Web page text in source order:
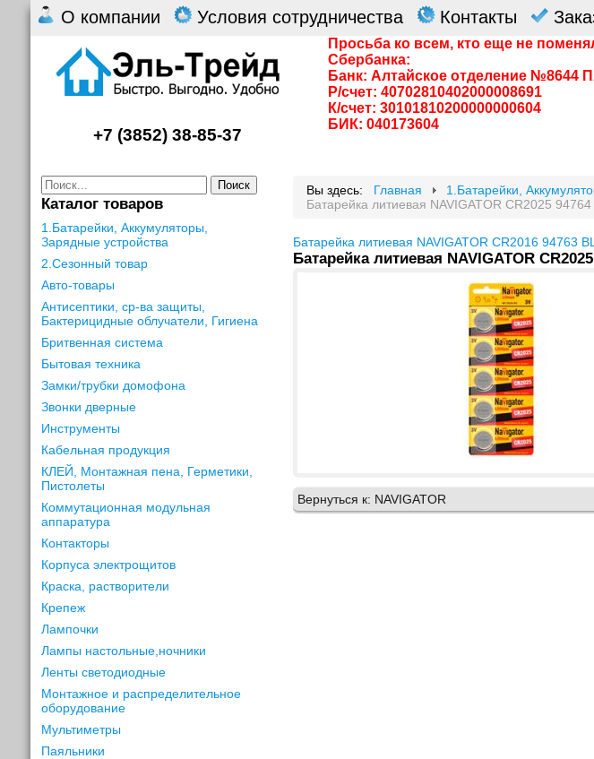
О компании Условия сотрудничества Контакты
Просьба ко всем, кто еще не
Сбербанка:
Банк: Алтайское отделение №8644
Р/счет: 40702810402000008691
К/счет: 30101810200000000604
БИК: 040173604
+7 (3852) 38-85-37
Поиск
Каталог товаров
1.Батарейки, Аккумуляторы,
Зарядные устройства
2.Сезонный товар
Авто-товары
Антисептики, ср-ва защиты,
Бактерицидные облучатели, Гигиена
Бритвенная система
Бытовая техника
Замки/трубки домофона
Звонки дверные
Инструменты
Кабельная продукция
КЛЕЙ, Монтажная пена, Герметики,
Пистолеты
Коммутационная модульная
аппаратура
Контакторы
Корпуса электрощитов
Краска, растворители
Крепеж
Лампочки
Лампы настольные,ночники
Ленты светодиодные
Монтажное и распределительное
оборудование
Мультиметры
Паяльники
Вы здесь: Главная 1.Батарейки,
Батарейка литиевая NAVIGATOR CR2025
Батарейка литиевая NAVIGATOR CR2016 94763
Батарейка литиевая NAVIGATOR
Вернуться к: NAVIGATOR